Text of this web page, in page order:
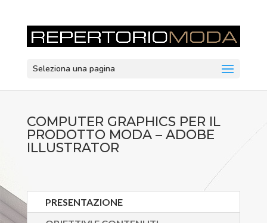
Seleziona una pagina
COMPUTER GRAPHICS PER IL
PRODOTTO MODA – ADOBE
ILLUSTRATOR
PRESENTAZIONE